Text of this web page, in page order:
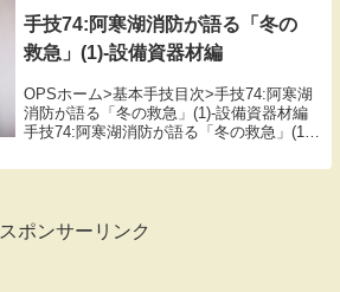
手技74:阿寒湖消防が語る「冬の
救急」(1)-設備資器材編
OPSホーム>基本手技目次>手技74:阿寒湖
消防が語る「冬の救急」(1)-設備資器材編
手技74:阿寒湖消防が語る「冬の救急」(1)-
急」(0)-総論 (1)-設備資器材編 (2)-症例
スポンサーリンク